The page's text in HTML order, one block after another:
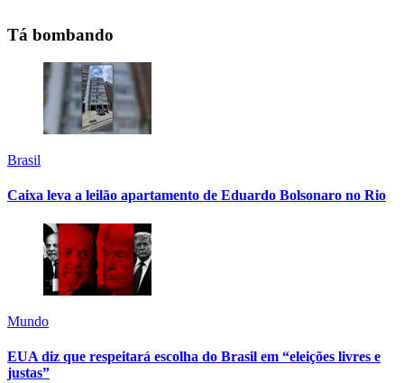
Tá bombando
Brasil
Caixa leva a leilão apartamento de Eduardo Bolsonaro no Rio
Mundo
EUA diz que respeitará escolha do Brasil em “eleições livres e
justas”